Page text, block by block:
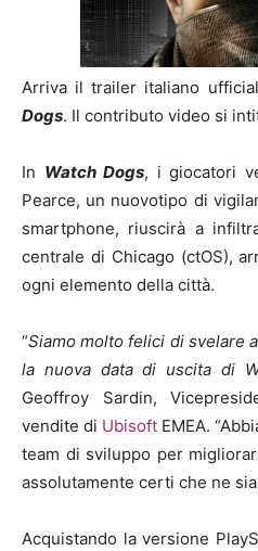
Arriva il trailer italiano
Dogs. Il contributo video si
In Watch Dogs, i giocatori
Pearce, un nuovotipo di
smartphone, riuscirà a
centrale di Chicago (ctOS),
ogni elemento della città.
“Siamo molto felici di svelare
la nuova data di uscita di
Geoffroy Sardin,
vendite di Ubisoft EMEA.
team di sviluppo per
assolutamente certi che ne sia
Acquistando la versione